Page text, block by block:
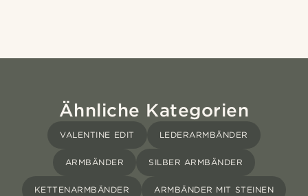
Ähnliche Kategorien
VALENTINE EDIT LEDERARMBÄNDER
ARMBÄNDER SILBER ARMBÄNDER
KETTENARMBÄNDER ARMBÄNDER MIT STEINEN